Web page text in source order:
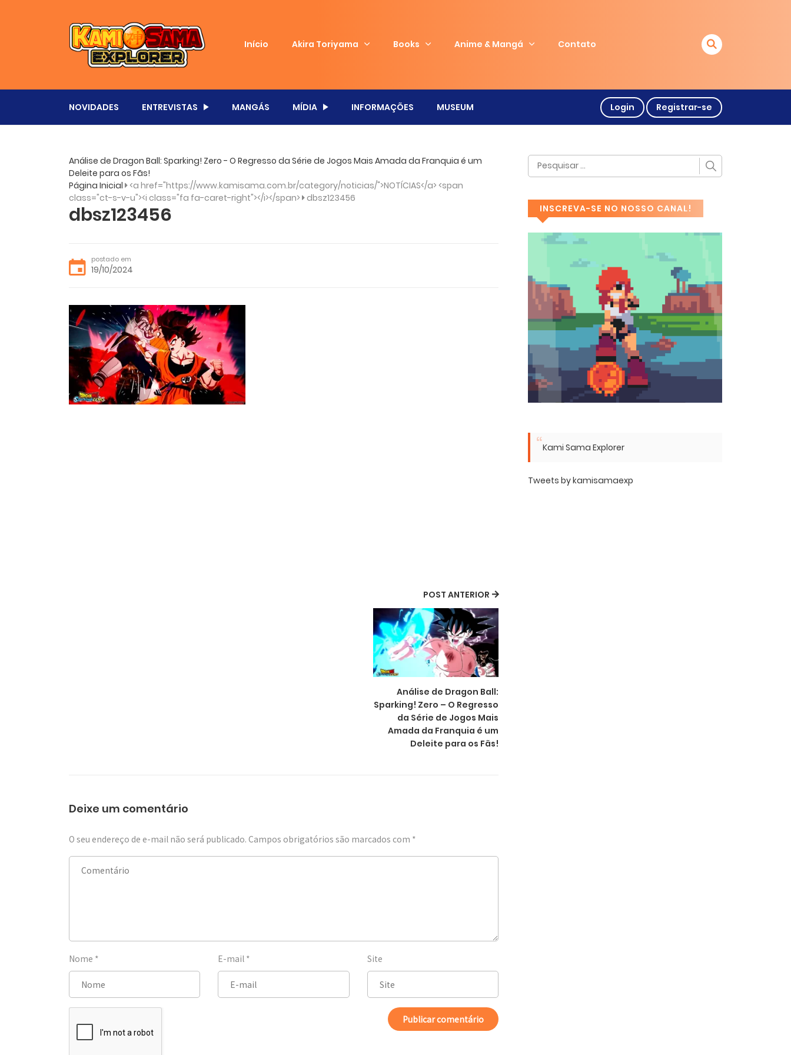
Início Akira Toriyama Books Anime & Mangá Contato
NOVIDADES ENTREVISTAS MANGÁS MÍDIA INFORMAÇÕES MUSEUM Login Registrar-se
Análise de Dragon Ball: Sparking! Zero - O Regresso da Série de Jogos Mais Amada da Franquia é um
Deleite para os Fãs!
Página Inicial <a href="https://www.kamisama.com.br/category/noticias/">NOTÍCIAS</a> <span
class="ct-s-v-u"><i class="fa fa-caret-right"></i></span> dbsz123456
dbsz123456
postado em
19/10/2024
POST ANTERIOR
Análise de Dragon Ball:
Sparking! Zero – O Regresso
da Série de Jogos Mais
Amada da Franquia é um
Deleite para os Fãs!
Deixe um comentário
O seu endereço de e-mail não será publicado. Campos obrigatórios são marcados com *
Nome * E-mail * Site
INSCREVA-SE NO NOSSO CANAL!
Kami Sama Explorer
Tweets by kamisamaexp